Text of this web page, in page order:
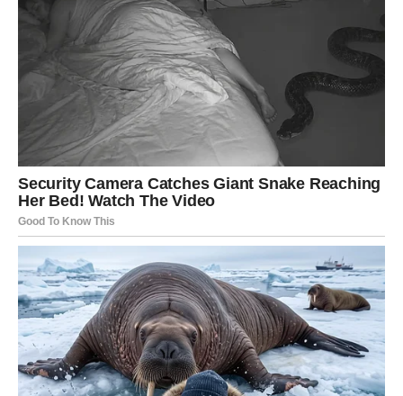
osobe.
Poruka perioda:Autentičnost je vaša najveća snaga.
RIBE
Ribe ulaze u emotivno i intuitivno snažan period. Prvi dan
donosi romantiku, drugi dan razmišljanje, a treći dan
unutrašnji mir.
Slobodne Ribe mogu osetiti snažnu povezanost sa nekim
novim.
Poruka perioda:Slušajte srce – ono zna put.